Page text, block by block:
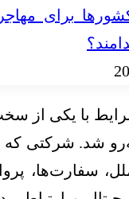
برای
با یکی از
شد. شرکتی که
سفارت‌ها،